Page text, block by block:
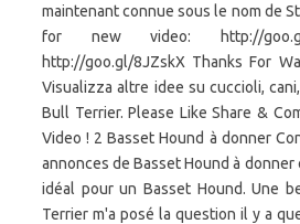
maintenant connue sous le nom de
for new video: http://goo.gl/
http://goo.gl/8JZskX Thanks For
Visualizza altre idee su cuccioli,
Bull Terrier. Please Like Share &
Video ! 2 Basset Hound à donner
annonces de Basset Hound à
idéal pour un Basset Hound. Une
Terrier m'a posé la question il y a